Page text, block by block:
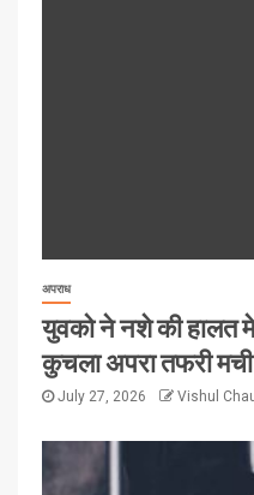
अपराध
युवको ने नशे की हालत
कुचला अपरा तफरी मची
July 27, 2026 Vishul